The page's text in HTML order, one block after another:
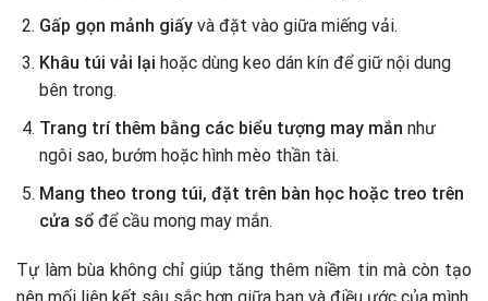
Gấp gọn mảnh giấyvà đặt vào giữa miếng vải.
Khâu túi vải lại hoặc dùng keo dán kín để giữ nội dung
bên trong.
Trang trí thêm bằng các biểu tượng may mắn như
ngôi sao, bướm hoặc hình mèo thần tài.
Mang theo trong túi, đặt trên bàn học hoặc treo trên
cửa sổđể cầu mong may mắn.
Tự làm bùa không chỉ giúp tăng thêm niềm tin mà còn tạo